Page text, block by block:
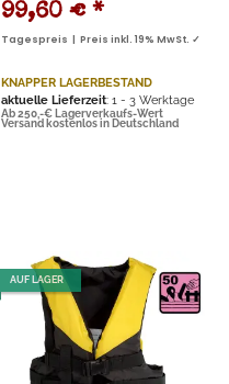
99,60 € *
Tagespreis | Preis inkl. 19% MwSt. ✓
KNAPPER LAGERBESTAND
aktuelle Lieferzeit: 1 - 3 Werktage
Ab 250,-€ Lagerverkaufs-Wert
Versand kostenlos in Deutschland
AUF LAGER